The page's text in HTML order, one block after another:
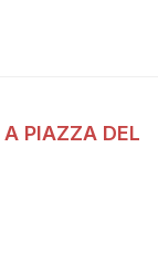
A PIAZZA DEL